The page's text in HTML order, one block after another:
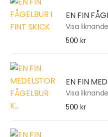
EN FIN
Visa liknande
500 kr
EN FIN
Visa liknande
500 kr